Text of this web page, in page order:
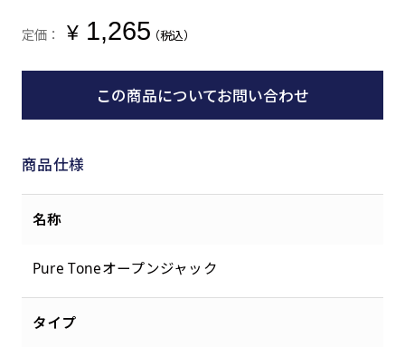
定価： ¥1,265（税込）
この商品についてお問い合わせ
商品仕様
名称
Pure Toneオープンジャック
タイプ